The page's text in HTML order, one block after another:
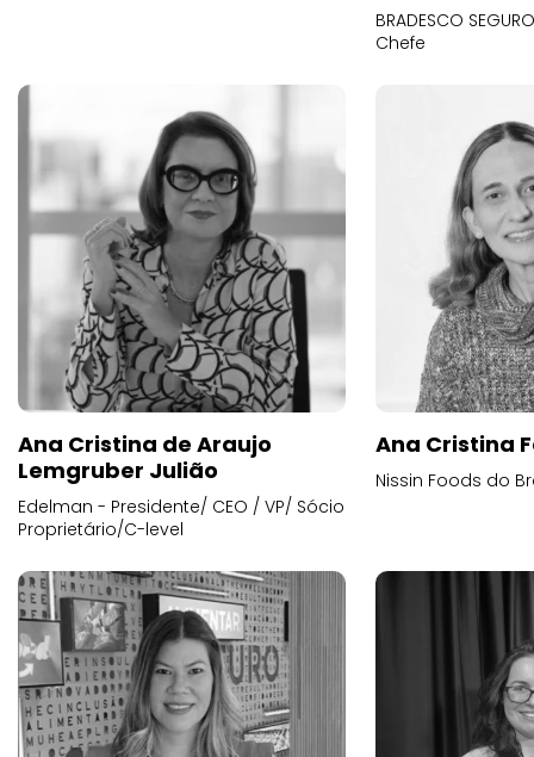
BRADESCO
Chefe
Ana Cristina de Araujo
Lemgruber Julião
Edelman - Presidente/ CEO / VP/ Sócio
Proprietário/C-level
Ana Cristina
Nissin Foods do